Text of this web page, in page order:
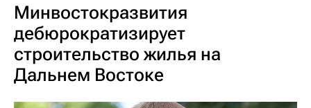
Минвостокразвития
дебюрократизирует
строительство жилья на
Дальнем Востоке